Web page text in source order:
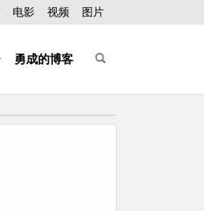
电影 视频 图片
勇成的博客